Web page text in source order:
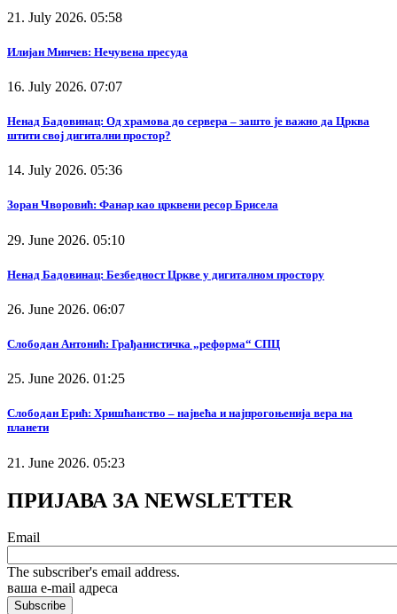
21. July 2026. 05:58
Илијан Минчев: Нечувена пресуда
16. July 2026. 07:07
Ненад Бадовинац: Од храмова до сервера – зашто је важно да Црква
штити свој дигитални простор?
14. July 2026. 05:36
Зоран Чворовић: Фанар као црквени ресор Брисела
29. June 2026. 05:10
Ненад Бадовинац: Безбедност Цркве у дигиталном простору
26. June 2026. 06:07
Слободан Антонић: Грађанистичка „реформа“ СПЦ
25. June 2026. 01:25
Слободан Ерић: Хришћанство – највећа и најпрогоњенија вера на
планети
21. June 2026. 05:23
ПРИЈАВА ЗА NEWSLETTER
Email
The subscriber's email address.
ваша е-mail адреса